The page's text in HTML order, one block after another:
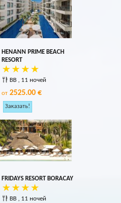
HENANN PRIME BEACH
RESORT
BB , 11 ночей
от 2525.00 €
FRIDAYS RESORT BORACAY
BB , 11 ночей